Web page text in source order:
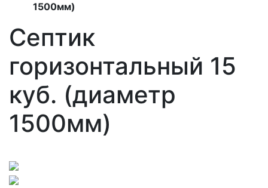
1500мм)
Септик
горизонтальный 15
куб. (диаметр
1500мм)